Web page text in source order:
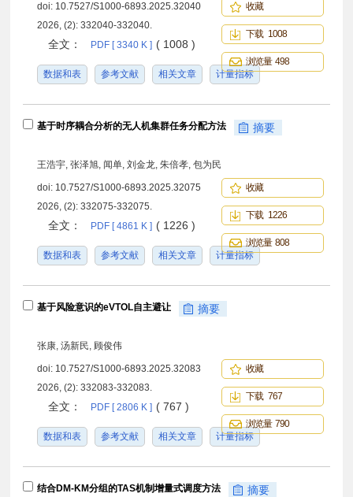
doi: 10.7527/S1000-6893.2025.32040
2026, (2): 332040-332040.
全文： PDF [ 3340 K ] ( 1008 )
数据和表 参考文献 相关文章 计量指标
收藏
下载 1008
浏览量 498
基于时序耦合分析的无人机集群任务分配方法 摘要
王浩宇, 张泽旭, 闻单, 刘金龙, 朱倍孝, 包为民
doi: 10.7527/S1000-6893.2025.32075
2026, (2): 332075-332075.
全文： PDF [ 4861 K ] ( 1226 )
数据和表 参考文献 相关文章 计量指标
收藏
下载 1226
浏览量 808
基于风险意识的eVTOL自主避让 摘要
张康, 汤新民, 顾俊伟
doi: 10.7527/S1000-6893.2025.32083
2026, (2): 332083-332083.
全文： PDF [ 2806 K ] ( 767 )
数据和表 参考文献 相关文章 计量指标
收藏
下载 767
浏览量 790
结合DM-KM分组的TAS机制增量式调度方法 摘要